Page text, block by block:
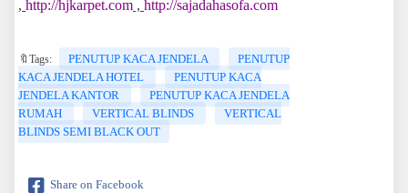
, http://hjkarpet.com , http://sajadahasofa.com
🔖Tags: PENUTUP KACA JENDELA
PENUTUP
KACA JENDELA HOTEL
PENUTUP KACA
JENDELA KANTOR
PENUTUP KACA JENDELA
RUMAH
VERTICAL BLINDS
VERTICAL
BLINDS SEMI BLACK OUT
Share on Facebook